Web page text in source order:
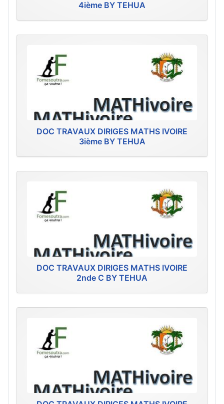
4ième BY TEHUA
DOC TRAVAUX DIRIGES MATHS IVOIRE
3ième BY TEHUA
DOC TRAVAUX DIRIGES MATHS IVOIRE
2nde C BY TEHUA